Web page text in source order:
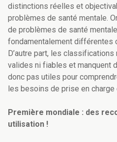
distinctions réelles et
problèmes de santé mentale.
de problèmes de santé
fondamentalement différentes
D’autre part, les
valides ni fiables et manquent
donc pas utiles pour
les besoins de prise en
Première mondiale : des
utilisation !